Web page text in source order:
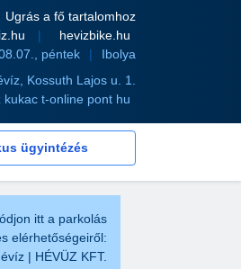
Ugrás a fő tartalomhoz
hevizbike.hu
péntek
Ibolya
Kossuth Lajos u. 1.
kukac t-online pont hu
ügyintézés
itt a parkolás
elérhetőségeiről:
| HÉVÜZ KFT.